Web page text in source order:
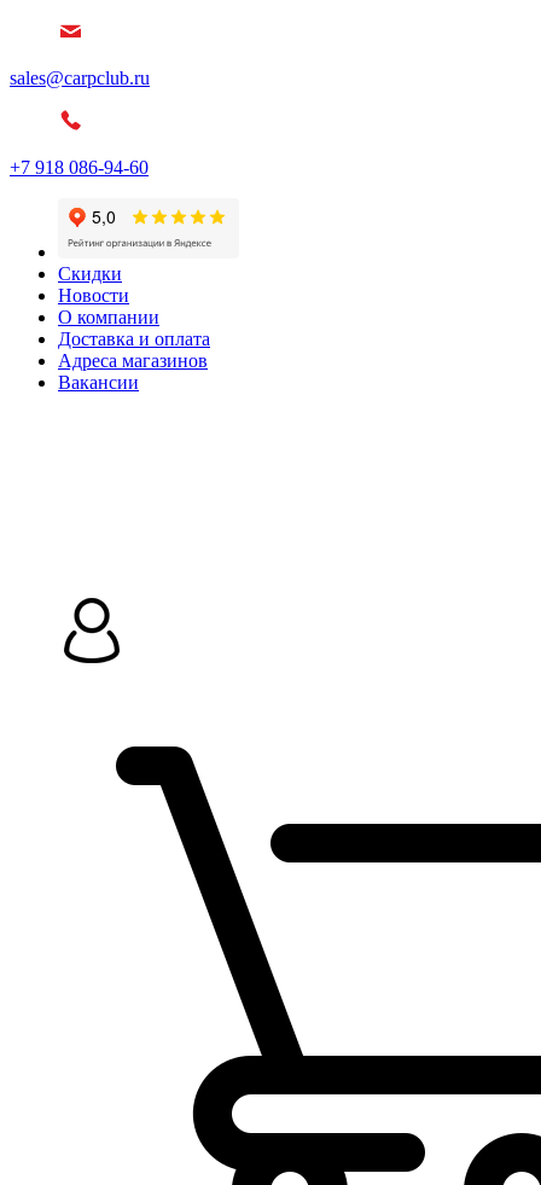
sales@carpclub.ru
+7 918 086-94-60
Скидки
Новости
О компании
Доставка и оплата
Адреса магазинов
Вакансии